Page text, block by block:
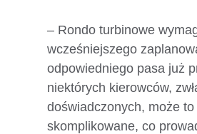
– Rondo turbinowe
wcześniejszego
odpowiedniego pasa już
niektórych kierowców,
doświadczonych, może
skomplikowane, co